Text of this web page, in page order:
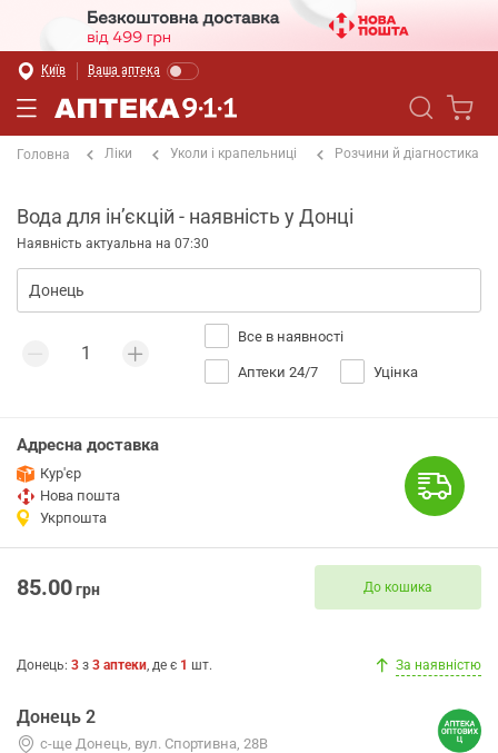
Київ Ваша аптека
Головна Ліки Уколи і крапельниці Розчини й діагностика
Вода для інʼєкцій - наявність у Донці
Наявність актуальна на 07:30
Все в наявності
Аптеки 24/7 Уцінка
Адресна доставка
Кур'єр
Нова пошта
Укрпошта
85.00грн До кошика
Донець: 3 з 3 аптеки, де є 1 шт. За наявністю
Донець 2
с-ще Донець, вул. Спортивна, 28В